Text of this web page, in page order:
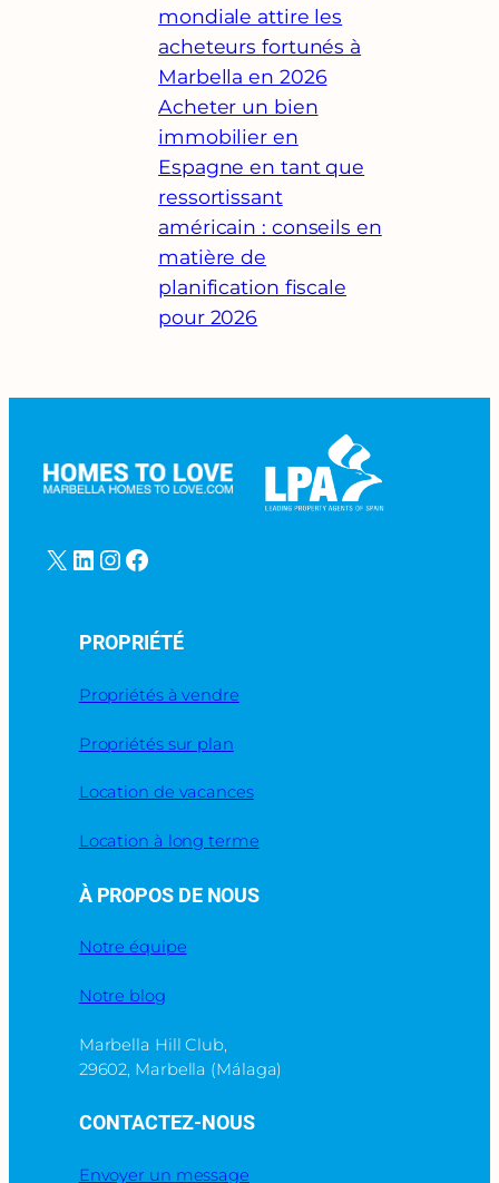
mondiale attire les
acheteurs fortunés à
Marbella en 2026
Acheter un bien
immobilier en
Espagne en tant que
ressortissant
américain : conseils en
matière de
planification fiscale
pour 2026
X LinkedIn InstagramFacebook
PROPRIÉTÉ
Propriétés à vendre
Propriétés sur plan
Location de vacances
Location à long terme
À PROPOS DE NOUS
Notre équipe
Notre blog
Marbella Hill Club,
29602, Marbella (Málaga)
CONTACTEZ-NOUS
Envoyer un message